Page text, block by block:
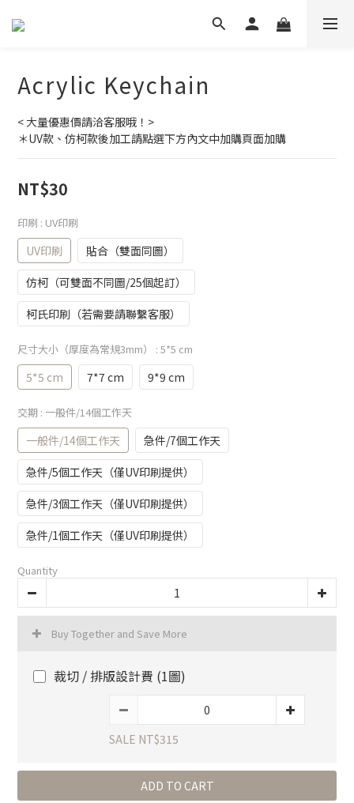
Acrylic Keychain
< 大量優惠價請洽客服哦！>
＊UV款、仿柯款後加工請點選下方內文中加購頁面加購
NT$30
印刷 : UV印刷
UV印刷
貼合（雙面同圖）
仿柯（可雙面不同圖/25個起訂）
柯氏印刷（若需要請聯繫客服）
尺寸大小（厚度為常規3mm） : 5*5 cm
5*5 cm 7*7 cm 9*9 cm
交期 : 一般件/14個工作天
一般件/14個工作天
急件/7個工作天
急件/5個工作天（僅UV印刷提供）
急件/3個工作天（僅UV印刷提供）
急件/1個工作天（僅UV印刷提供）
Quantity
Buy Together and Save More
裁切 / 排版設計費 (1圖)
SALE NT$315
ADD TO CART